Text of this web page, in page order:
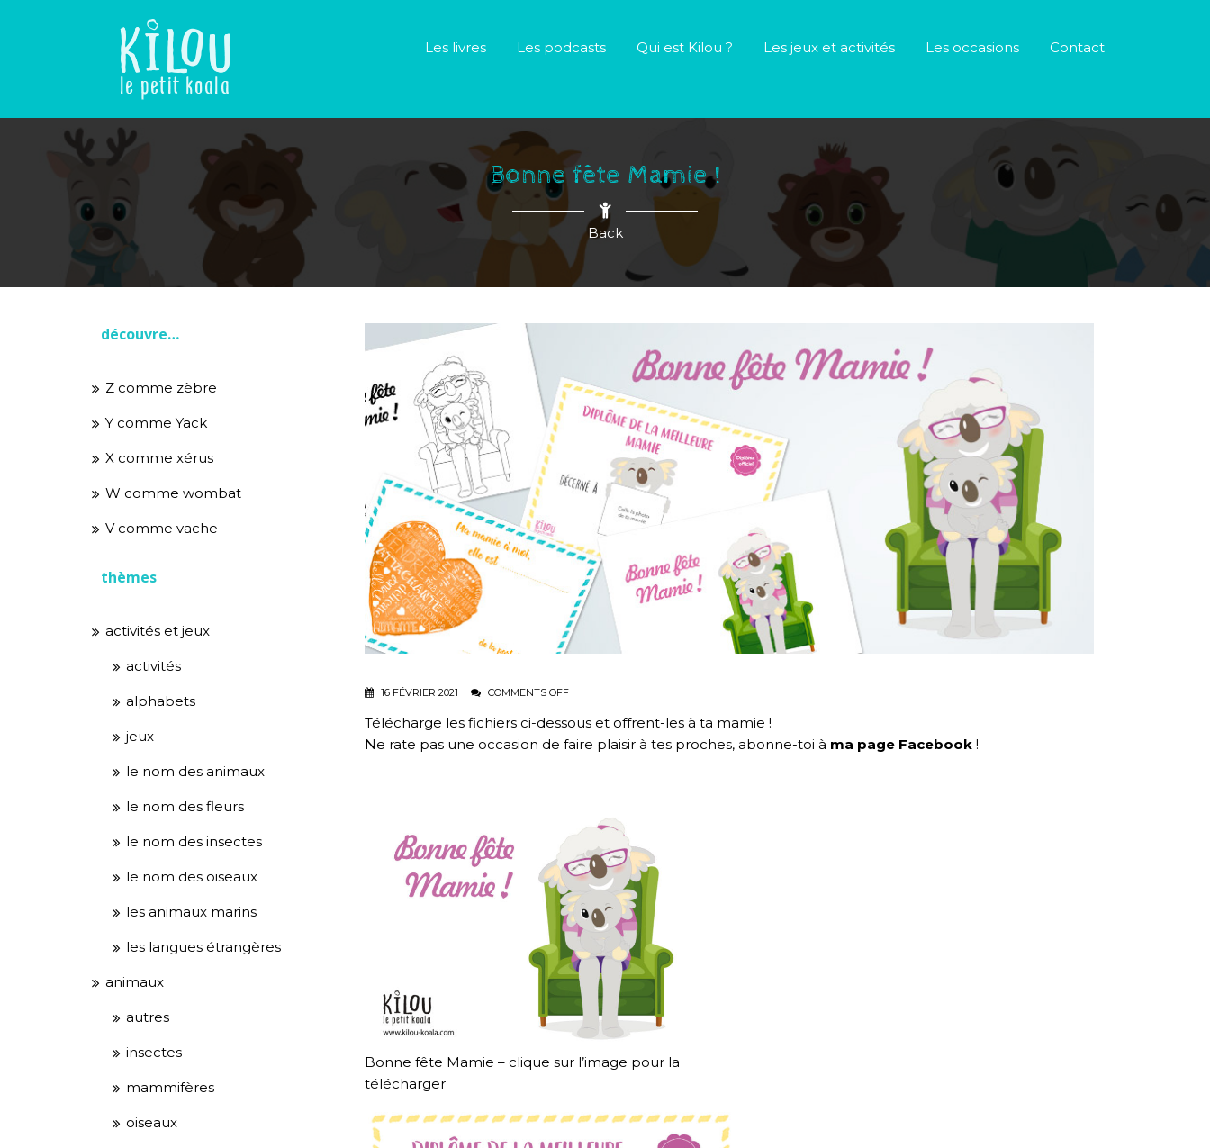
Le petit koala
Les livres Les podcasts Qui est Kilou ? Les jeux et activités Les occasions Contact
Bonne fête Mamie !
Back
16 FÉVRIER 2021 COMMENTS OFF
Télécharge les fichiers ci-dessous et offrent-les à ta mamie !
Ne rate pas une occasion de faire plaisir à tes proches, abonne-toi à ma page Facebook!
Bonne fête Mamie – clique sur l’image pour la
télécharger
découvre…
Z comme zèbre
Y comme Yack
X comme xérus
W comme wombat
V comme vache
thèmes
activités et jeux
activités
alphabets
jeux
le nom des animaux
le nom des fleurs
le nom des insectes
le nom des oiseaux
les animaux marins
les langues étrangères
animaux
autres
insectes
mammifères
oiseaux